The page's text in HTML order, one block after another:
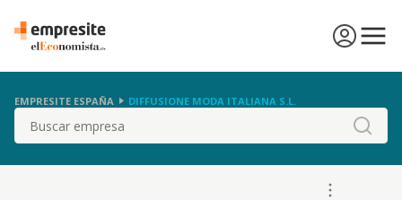
EMPRESITE ESPAÑA DIFFUSIONE MODA ITALIANA S.L.
Buscar